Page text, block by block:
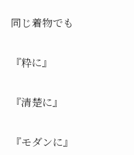
同じ着物でも
『粋に』
『清楚に』
『モダンに』